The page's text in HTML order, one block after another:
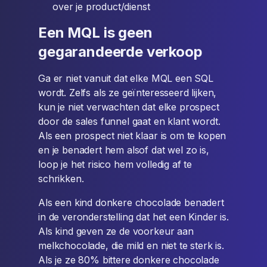
over je product/dienst
Een MQL is geen
gegarandeerde verkoop
Ga er niet vanuit dat elke MQL een SQL
wordt. Zelfs als ze geïnteresseerd lijken,
kun je niet verwachten dat elke prospect
door de sales funnel gaat en klant wordt.
Als een prospect niet klaar is om te kopen
en je benadert hem alsof dat wel zo is,
loop je het risico hem volledig af te
schrikken.
Als een kind donkere chocolade benadert
in de veronderstelling dat het een Kinder is.
Als kind geven ze de voorkeur aan
melkchocolade, die mild en niet te sterk is.
Als je ze 80% bittere donkere chocolade